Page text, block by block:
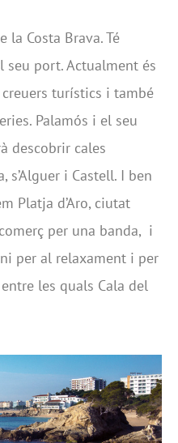
la Costa Brava. Té
port. Actualment és
turístics i també
Palamós i el seu
descobrir cales
s’Alguer i Castell. I ben
Platja d’Aro, ciutat
per una banda, i
per al relaxament i per
les quals Cala del